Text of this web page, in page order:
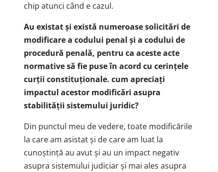
chip atunci când e cazul.
Au existat și există numeroase solicitări de
modificare a codului penal și a codului de
procedură penală, pentru ca aceste acte
normative să fie puse înacord cu cerințele
curții constituționale. cum apreciați
impactul acestor modificări asupra
stabilității sistemului juridic?
Din punctul meu de vedere, toate modificările
la care am asistat și de care am luat la
cunoștință au avut și au un impact negativ
asupra sistemului judiciar și mai ales asupra